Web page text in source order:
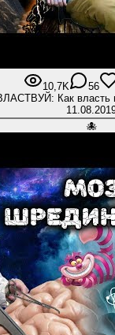
10,7K 56
Как власть
🐙